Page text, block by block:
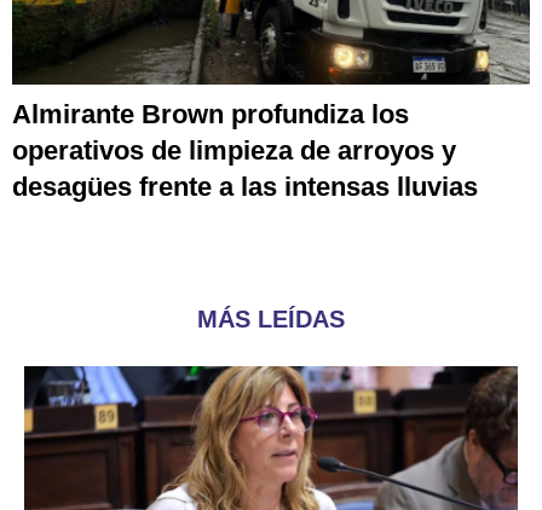
Almirante Brown profundiza los
operativos de limpieza de arroyos y
desagües frente a las intensas lluvias
MÁS LEÍDAS